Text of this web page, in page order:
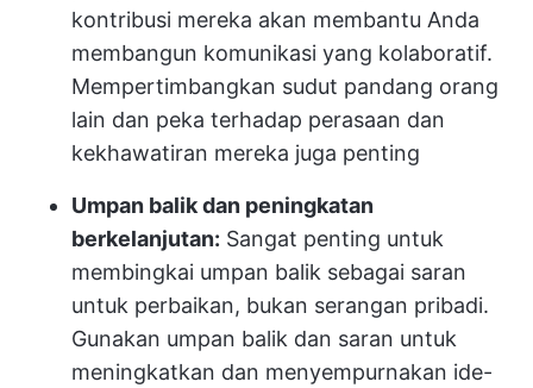
kontribusi mereka akan membantu Anda
membangun komunikasi yang kolaboratif.
Mempertimbangkan sudut pandang orang
lain dan peka terhadap perasaan dan
kekhawatiran mereka juga penting
Umpan balik dan peningkatan
berkelanjutan: Sangat penting untuk
membingkai umpan balik sebagai saran
untuk perbaikan, bukan serangan pribadi.
Gunakan umpan balik dan saran untuk
meningkatkan dan menyempurnakan ide-